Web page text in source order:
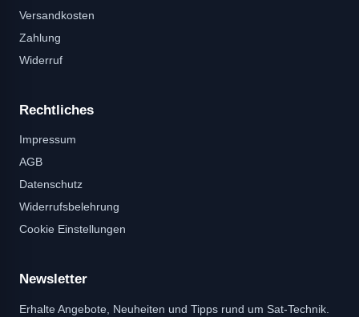
Versandkosten
Zahlung
Widerruf
Rechtliches
Impressum
AGB
Datenschutz
Widerrufsbelehrung
Cookie Einstellungen
Newsletter
Erhalte Angebote, Neuheiten und Tipps rund um Sat-Technik.